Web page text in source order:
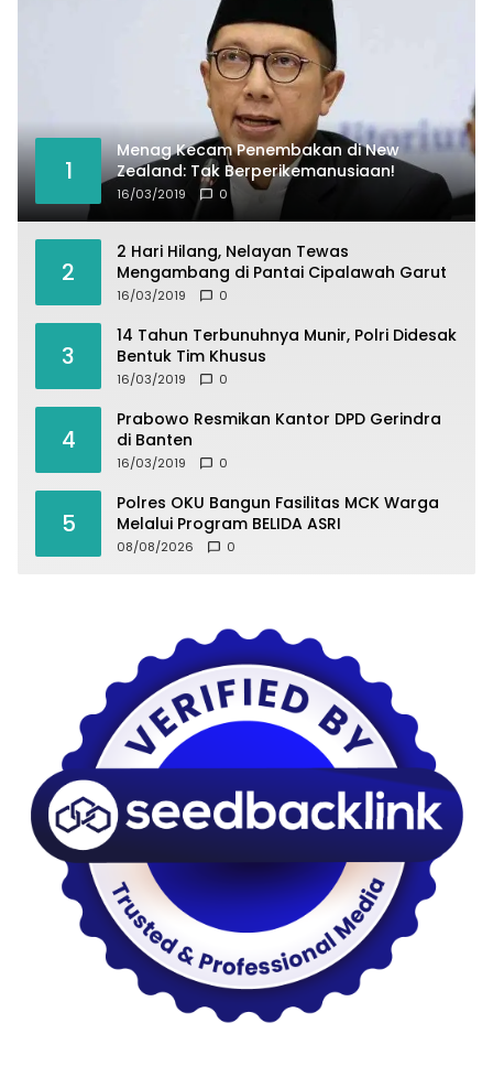
1
Menag Kecam Penembakan di New
Zealand: Tak Berperikemanusiaan!
16/03/2019 0
2
2 Hari Hilang, Nelayan Tewas
Mengambang di Pantai Cipalawah Garut
16/03/2019 0
3
14 Tahun Terbunuhnya Munir, Polri Didesak
Bentuk Tim Khusus
16/03/2019 0
4
Prabowo Resmikan Kantor DPD Gerindra
di Banten
16/03/2019 0
5
Polres OKU Bangun Fasilitas MCK Warga
Melalui Program BELIDA ASRI
08/08/2026 0